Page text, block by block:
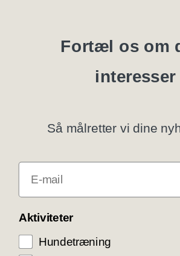
Vi bruger cookies til teknisk
Blanketter
Privatlivspolitik
Få rabat som DKK medlem
Fortæl os om
interesser
Så målretter vi dine
E-mail
Aktiviteter
Hundetræning